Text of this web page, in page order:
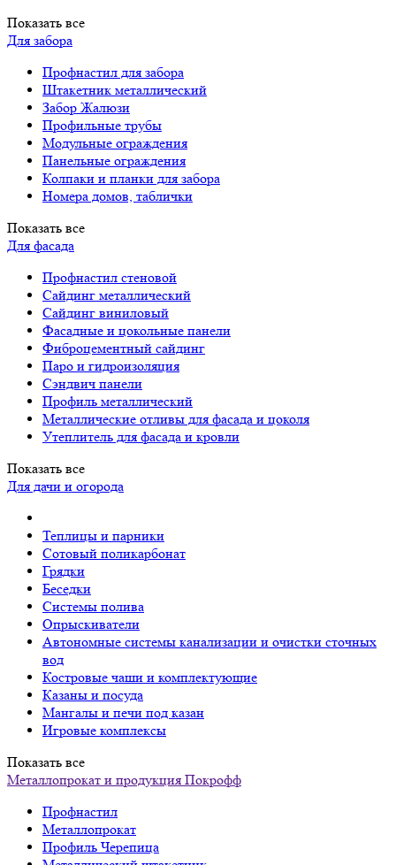
Показать все
Для забора
Профнастил для забора
Штакетник металлический
Забор Жалюзи
Профильные трубы
Модульные ограждения
Панельные ограждения
Колпаки и планки для забора
Номера домов, таблички
Показать все
Для фасада
Профнастил стеновой
Сайдинг металлический
Сайдинг виниловый
Фасадные и цокольные панели
Фиброцементный сайдинг
Паро и гидроизоляция
Сэндвич панели
Профиль металлический
Металлические отливы для фасада и цоколя
Утеплитель для фасада и кровли
Показать все
Для дачи и огорода
Теплицы и парники
Сотовый поликарбонат
Грядки
Беседки
Системы полива
Опрыскиватели
Автономные системы канализации и очистки сточных
вод
Костровые чаши и комплектующие
Казаны и посуда
Мангалы и печи под казан
Игровые комплексы
Показать все
Металлопрокат и продукция Покрофф
Профнастил
Металлопрокат
Профиль Черепица